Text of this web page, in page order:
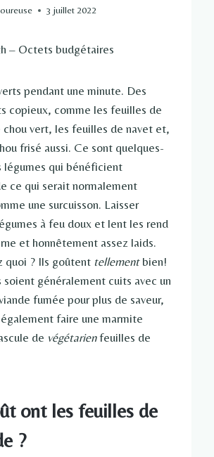
3 juillet 2022
– Octets budgétaires
pendant une minute. Des
copieux, comme les feuilles de
vert, les feuilles de navet et,
frisé aussi. Ce sont quelques-
légumes qui bénéficient
ce qui serait normalement
une surcuisson. Laisser
à feu doux et lent les rend
et honnêtement assez laids.
quoi ? Ils goûtent tellementbien!
soient généralement cuits avec un
fumée pour plus de saveur,
faire une marmite
de végétarienfeuilles de
ont les feuilles de
?